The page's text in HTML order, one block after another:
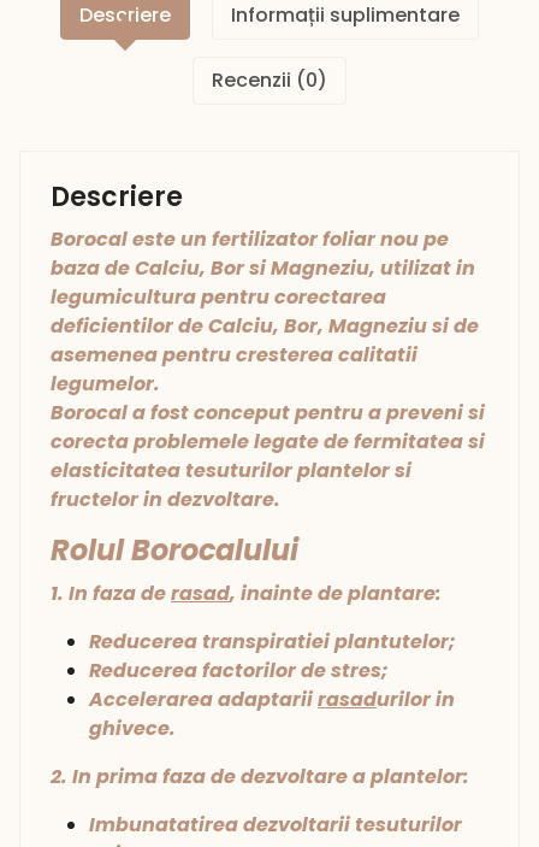
Descriere Informații suplimentare
Recenzii (0)
Descriere
Borocal este un fertilizator foliar nou pe
baza de Calciu, Bor si Magneziu, utilizat in
legumicultura pentru corectarea
deficientilor de Calciu, Bor, Magneziu si de
asemenea pentru cresterea calitatii
legumelor.
Borocal a fost conceput pentru a preveni si
corecta problemele legate de fermitatea si
elasticitatea tesuturilor plantelor si
fructelor in dezvoltare.
Rolul Borocalului
1. In faza derasad, inainte de plantare:
Reducerea transpiratiei plantutelor;
Reducerea factorilor de stres;
Accelerarea adaptariirasadurilor in
ghivece.
2. In prima faza de dezvoltare a plantelor:
Imbunatatirea dezvoltarii tesuturilor